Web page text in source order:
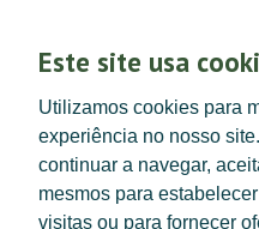
Este site usa
Utilizamos cookies para
experiência no nosso
continuar a navegar,
mesmos para
visitas ou para fornecer
POLÍTICA DE PRIVACIDADE|